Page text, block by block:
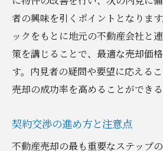
者の興味を引くポイントとなりま
ックをもとに地元の不動産会社と
策を講じることで、最適な売却価
す。内見者の疑問や要望に応えるこ
売却の成功率を高めることができる
契約交渉の進め方と注意点
不動産売却の最も重要なステップ